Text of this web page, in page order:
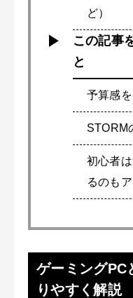
ど）
この記事
と
予算感
STORM
初心者
るのもア
ゲーミングPC
りやすく解説